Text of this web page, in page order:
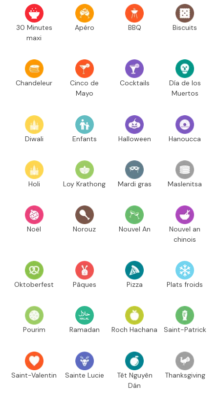
30 Minutes
maxi
Apéro BBQ Biscuits
Chandeleur
Cinco de
Mayo
Cocktails
Día de los
Muertos
Diwali Enfants Halloween Hanoucca
Holi Loy Krathong Mardi gras Maslenitsa
Noël Norouz Nouvel An
Nouvel an
chinois
Oktoberfest Pâques Pizza Plats froids
Pourim Ramadan Roch Hachana Saint-Patrick
Saint-Valentin Sainte Lucie
Têt Nguyên
Dán
Thanksgiving